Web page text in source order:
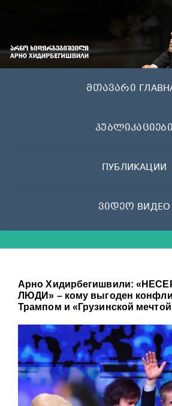
მთავარი
პუბლიკაციები
ПУБЛИКАЦИИ
ვიდეო ВИДЕО
Арно Хидирбегишвили:
ЛЮДИ» – кому выгоден
Трампом и «Грузинской